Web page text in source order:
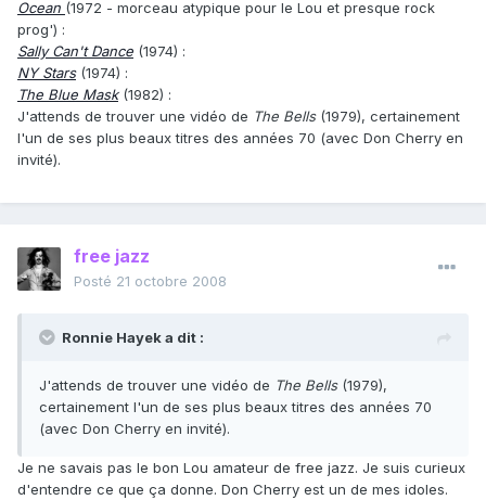
Ocean (1972 - morceau atypique pour le Lou et presque rock
prog') :
Sally Can't Dance (1974) :
NY Stars(1974) :
The Blue Mask(1982) :
J'attends de trouver une vidéo de The Bells(1979), certainement
l'un de ses plus beaux titres des années 70 (avec Don Cherry en
invité).
free jazz
Posté 21 octobre 2008
Ronnie Hayek a dit :
J'attends de trouver une vidéo de The Bells(1979),
certainement l'un de ses plus beaux titres des années 70
(avec Don Cherry en invité).
Je ne savais pas le bon Lou amateur de free jazz. Je suis curieux
d'entendre ce que ça donne. Don Cherry est un de mes idoles.